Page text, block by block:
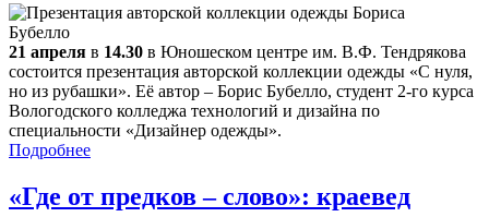
21 апреля в 14.30 в Юношеском центре им. В.Ф. Тендрякова
состоится презентация авторской коллекции одежды «С нуля,
но из рубашки». Её автор – Борис Бубелло, студент 2-го курса
Вологодского колледжа технологий и дизайна по
специальности «Дизайнер одежды».
Подробнее
«Где от предков – слово»: краевед